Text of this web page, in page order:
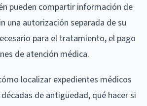
pueden compartir información de
una autorización separada de su
para el tratamiento, el pago
de atención médica.
localizar expedientes médicos
de antigüedad, qué hacer si